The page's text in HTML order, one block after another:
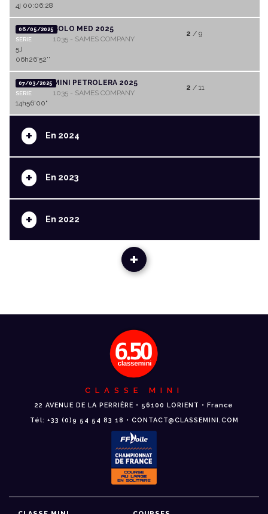
4j 00:06:28
06/05/2025
SERIE
SOLO MED 2025
1035 - SAMES COMPANY
2 / 9
5J
06h26'52''
07/03/2025
SERIE
MINI PETROLERA 2025
1035 - SAMES COMPANY
2 / 11
14h56'00"
+ En 2024
+ En 2023
+ En 2022
+
CLASSE MINI
22 AVENUE DE LA PERRIÈRE • 56100 LORIENT • France
Tél: +33 (0)9 54 54 83 18 • CONTACT@CLASSEMINI.COM